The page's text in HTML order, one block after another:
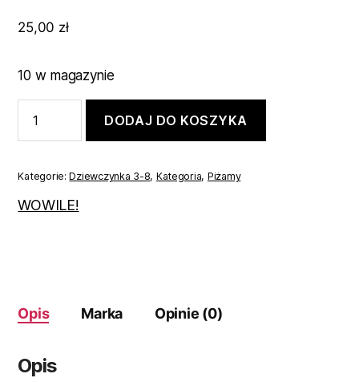
25,00 zł
10 w magazynie
Piżama
dla
szara
DODAJ DO KOSZYKA
Kategorie:Dziewczynka 3-8, Kategoria, Piżamy
WOWILE!
Opis Marka Opinie (0)
Opis